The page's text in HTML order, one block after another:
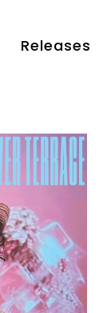
Releases